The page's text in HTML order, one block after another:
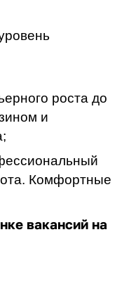
роста до
и
Комфортные
вакансий на